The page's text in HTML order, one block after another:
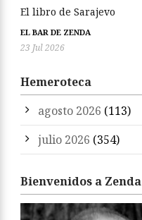
El libro de Sarajevo
EL BAR DE ZENDA
23 Jul 2026
Hemeroteca
agosto 2026 (113)
julio 2026 (354)
Bienvenidos a Zenda